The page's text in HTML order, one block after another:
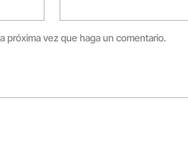
próxima vez que haga un comentario.